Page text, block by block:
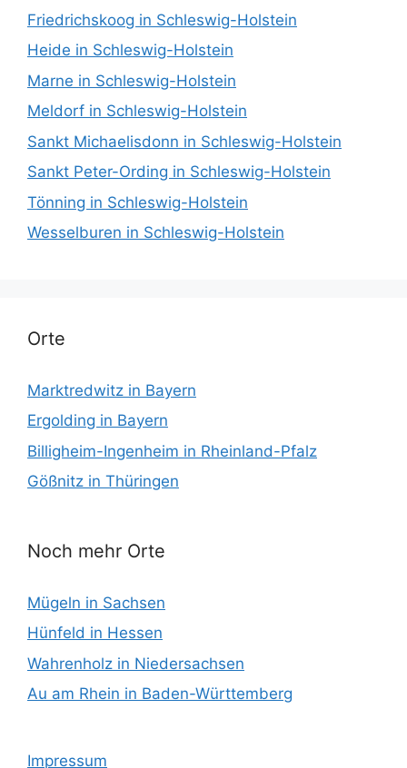
Friedrichskoog in Schleswig-Holstein
Heide in Schleswig-Holstein
Marne in Schleswig-Holstein
Meldorf in Schleswig-Holstein
Sankt Michaelisdonn in Schleswig-Holstein
Sankt Peter-Ording in Schleswig-Holstein
Tönning in Schleswig-Holstein
Wesselburen in Schleswig-Holstein
Orte
Marktredwitz in Bayern
Ergolding in Bayern
Billigheim-Ingenheim in Rheinland-Pfalz
Gößnitz in Thüringen
Noch mehr Orte
Mügeln in Sachsen
Hünfeld in Hessen
Wahrenholz in Niedersachsen
Au am Rhein in Baden-Württemberg
Impressum